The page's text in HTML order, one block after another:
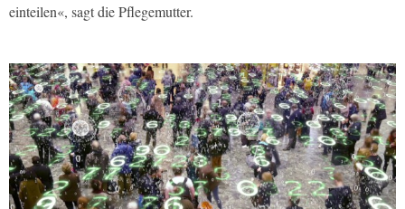
einteilen«, sagt die Pflegemutter.